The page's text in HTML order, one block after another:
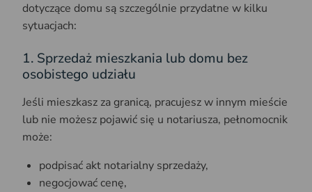
dotyczące domu są szczególnie przydatne w kilku
sytuacjach:
1. Sprzedaż mieszkania lub domu bez
osobistego udziału
Jeśli mieszkasz za granicą, pracujesz w innym mieście
lub nie możesz pojawić się u notariusza, pełnomocnik
może:
podpisać akt notarialny sprzedaży,
negocjować cenę,